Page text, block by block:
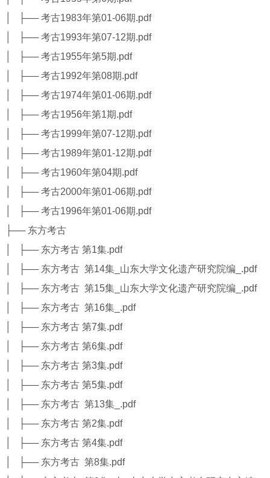
│ ├── 考古1983年第01-06期.pdf
│ ├── 考古1993年第07-12期.pdf
│ ├── 考古1955年第5期.pdf
│ ├── 考古1992年第08期.pdf
│ ├── 考古1974年第01-06期.pdf
│ ├── 考古1956年第1期.pdf
│ ├── 考古1999年第07-12期.pdf
│ ├── 考古1989年第01-12期.pdf
│ ├── 考古1960年第04期.pdf
│ ├── 考古2000年第01-06期.pdf
│ ├── 考古1996年第01-06期.pdf
├── 东方考古
│ ├── 东方考古 第1集.pdf
│ ├── 东方考古 第14集_山东大学文化遗产研究院编_.pdf
│ ├── 东方考古 第15集_山东大学文化遗产研究院编_.pdf
│ ├── 东方考古 第16集_.pdf
│ ├── 东方考古 第7集.pdf
│ ├── 东方考古 第6集.pdf
│ ├── 东方考古 第3集.pdf
│ ├── 东方考古 第5集.pdf
│ ├── 东方考古 第13集_.pdf
│ ├── 东方考古 第2集.pdf
│ ├── 东方考古 第4集.pdf
│ ├── 东方考古 第8集.pdf